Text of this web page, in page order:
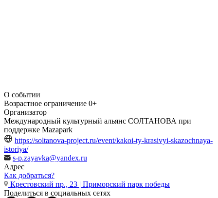
О событии
Возрастное ограничение 0+
Организатор
Международный культурный альянс СОЛТАНОВА при
поддержке Mazapark
https://soltanova-project.ru/event/kakoi-ty-krasivyi-skazochnaya-
istoriya/
s-p.zayavka@yandex.ru
Адрес
Как добраться?
Крестовский пр., 23 | Приморский парк победы
Поделиться в социальных сетях